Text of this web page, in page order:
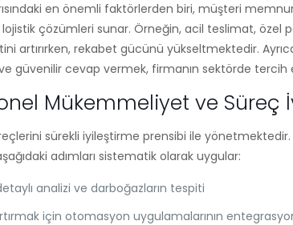
en önemli faktörlerden biri, müşteri
çözümleri sunar. Örneğin, acil teslimat, özel
artırırken, rekabet gücünü yükseltmektedir.
ve güvenilir cevap vermek, firmanın sektörde
Mükemmeliyet ve Süreç
sürekli iyileştirme prensibi ile
adımları sistematik olarak uygular:
analizi ve darboğazların tespiti
için otomasyon uygulamalarının